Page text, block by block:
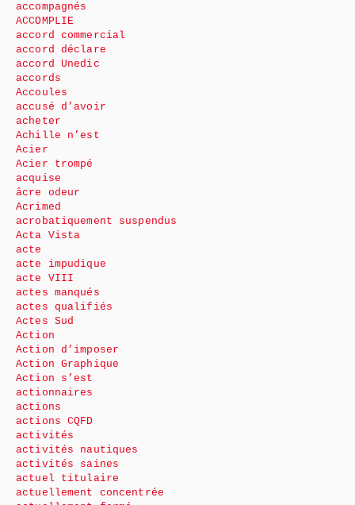
accompagnés
ACCOMPLIE
accord commercial
accord déclare
accord Unedic
accords
Accoules
accusé d’avoir
acheter
Achille n’est
Acier
Acier trompé
acquise
âcre odeur
Acrimed
acrobatiquement suspendus
Acta Vista
acte
acte impudique
acte VIII
actes manqués
actes qualifiés
Actes Sud
Action
Action d’imposer
Action Graphique
Action s’est
actionnaires
actions
actions CQFD
activités
activités nautiques
activités saines
actuel titulaire
actuellement concentrée